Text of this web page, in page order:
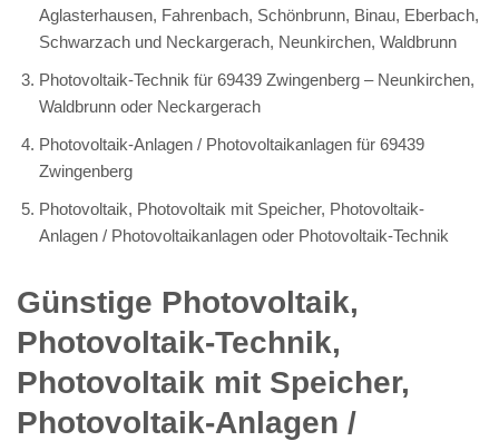
Aglasterhausen, Fahrenbach, Schönbrunn, Binau, Eberbach,
Schwarzach und Neckargerach, Neunkirchen, Waldbrunn
Photovoltaik-Technik für 69439 Zwingenberg – Neunkirchen,
Waldbrunn oder Neckargerach
Photovoltaik-Anlagen / Photovoltaikanlagen für 69439
Zwingenberg
Photovoltaik, Photovoltaik mit Speicher, Photovoltaik-
Anlagen / Photovoltaikanlagen oder Photovoltaik-Technik
Günstige Photovoltaik,
Photovoltaik-Technik,
Photovoltaik mit Speicher,
Photovoltaik-Anlagen /